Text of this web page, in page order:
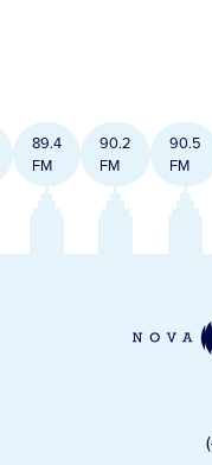
89.4
FM
90.2
FM
90.5
FM